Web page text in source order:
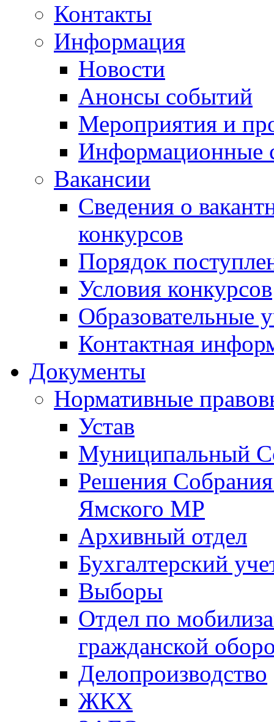
Контакты
Информация
Новости
Анонсы событий
Мероприятия и
Информационные
Вакансии
Сведения о
конкурсов
Порядок
Условия конкурсов
Образовательные
Контактная
Документы
Нормативные
Устав
Муниципальный
Решения
Ямского МР
Архивный отдел
Бухгалтерский
Выборы
Отдел по
гражданской
Делопроизводство
ЖКХ